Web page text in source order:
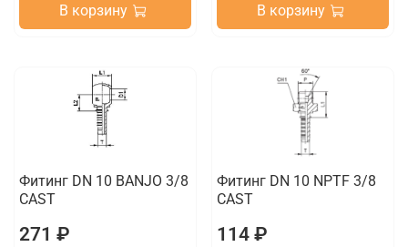
В корзину В корзину
Фитинг DN 10 BANJO 3/8
CAST
271 ₽
Фитинг DN 10 NPTF 3/8
CAST
114 ₽